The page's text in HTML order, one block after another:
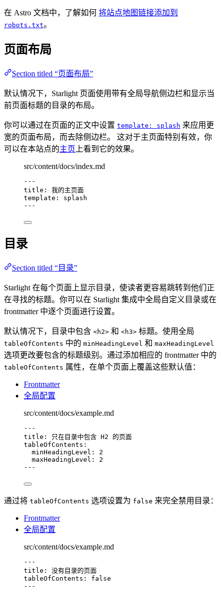
在 Astro 文档中，了解如何 将站点地图链接添加到
robots.txt。
页面布局
Section titled “页面布局”
默认情况下，Starlight 页面使用带有全局导航侧边栏和显示当
前页面标题的目录的布局。
你可以通过在页面的正文中设置 template: splash 来应用更
宽的页面布局，而去除侧边栏。 这对于主页面特别有效，你
可以在本站点的主页 上看到它的效果。
src/content/docs/index.md
---
title : 我的主页面
template : splash
---
目录
Section titled “目录”
Starlight 在每个页面上显示目录，使读者更容易跳转到他们正
在寻找的标题。你可以在 Starlight 集成中全局自定义目录或在
frontmatter 中逐个页面进行设置。
默认情况下，目录中包含 <h2> 和 <h3> 标题。使用全局
tableOfContents 中的 minHeadingLevel 和 maxHeadingLevel
选项更改要包含的标题级别。通过添加相应的 frontmatter 中的
tableOfContents 属性，在单个页面上覆盖这些默认值：
Frontmatter
全局配置
src/content/docs/example.md
---
title :
只在目录中包含 H2 的页面
tableOfContents :
minHeadingLevel : 2
maxHeadingLevel : 2
---
通过将 tableOfContents 选项设置为 false 来完全禁用目录：
Frontmatter
全局配置
src/content/docs/example.md
---
title : 没有目录的页面
tableOfContents : false
---